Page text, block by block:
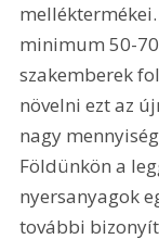
melléktermékei.
minimum 50-
szakemberek
növelni ezt az
nagy
Földünkön a
nyersanyagok
további